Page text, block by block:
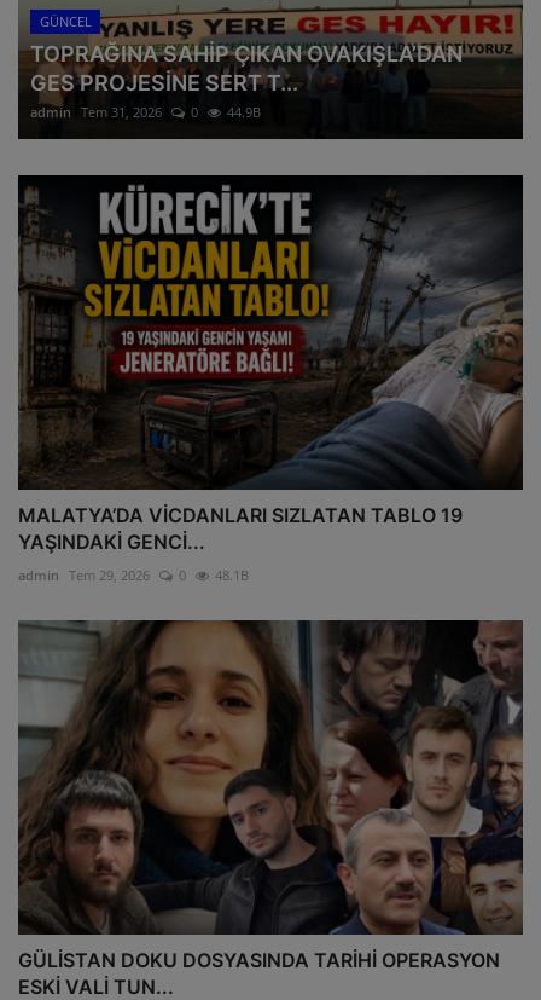
ALEVİ ÖRGÜTLERİNDEN ORTAK AÇIKLAMA :YARDIMLARIMIZI ENGELLEMEYİN!
GÜNCEL
TOPRAĞINA SAHİP ÇIKAN OVAKIŞLA’DAN
GES PROJESİNE SERT T...
admin Tem 31, 2026 0 44.9B
MALATYA’DA VİCDANLARI SIZLATAN TABLO 19
YAŞINDAKİ GENCİ...
admin Tem 29, 2026 0 48.1B
GÜLİSTAN DOKU DOSYASINDA TARİHİ OPERASYON
ESKİ VALİ TUN...